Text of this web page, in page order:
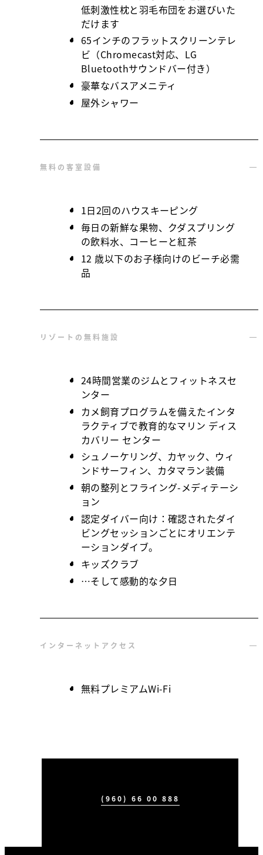
低刺激性枕と羽毛布団をお選びいた
だけます
65インチのフラットスクリーンテレ
ビ（Chromecast対応、LG
Bluetoothサウンドバー付き）
豪華なバスアメニティ
屋外シャワー
無料の客室設備
1日2回のハウスキーピング
毎日の新鮮な果物、クダスプリング
の飲料水、コーヒーと紅茶
12 歳以下のお子様向けのビーチ必需
品
リゾートの無料施設
24時間営業のジムとフィットネスセ
ンター
カメ飼育プログラムを備えたインタ
ラクティブで教育的なマリン ディス
カバリー センター
シュノーケリング、カヤック、ウィ
ンドサーフィン、カタマラン装備
朝の整列とフライング-メディテーシ
ョン
認定ダイバー向け：確認されたダイ
ビングセッションごとにオリエンテ
ーションダイブ。
キッズクラブ
…そして感動的な夕日
インターネットアクセス
無料プレミアムWi-Fi
(960) 66 00 888